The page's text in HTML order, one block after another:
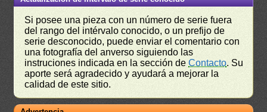
Si posee una pieza con un número de serie fuera
del rango del intérvalo conocido, o un prefijo de
serie desconocido, puede enviar el comentario con
una fotografía del anverso siguiendo las
instruciones indicada en la sección deContacto. Su
aporte será agradecido y ayudará a mejorar la
calidad de este sitio.